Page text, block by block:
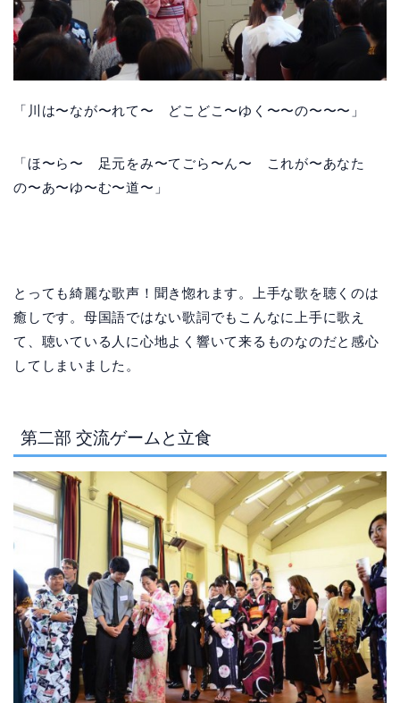
「川は〜なが〜れて〜 どこどこ〜ゆく〜〜の〜〜〜」
「ほ〜ら〜 足元をみ〜てごら〜ん〜 これが〜あなた
の〜あ〜ゆ〜む〜道〜」
とっても綺麗な歌声！聞き惚れます。上手な歌を聴くのは
癒しです。母国語ではない歌詞でもこんなに上手に歌え
て、聴いている人に心地よく響いて来るものなのだと感心
してしまいました。
第二部 交流ゲームと立食